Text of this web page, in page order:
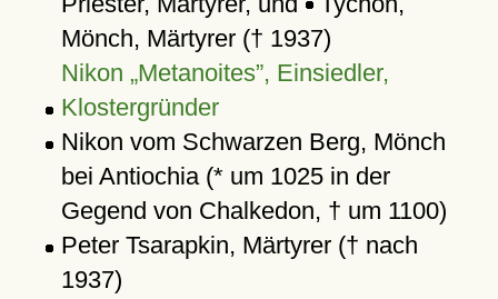
Mönch, Märtyrer († 1937)
Nikon Metanoites , Einsiedler,
Klostergründer
Nikon vom Schwarzen Berg, Mönch
bei Antiochia (* um 1025 in der
Gegend von Chalkedon, † um 1100)
Peter Tsarapkin, Märtyrer († nach
1937)